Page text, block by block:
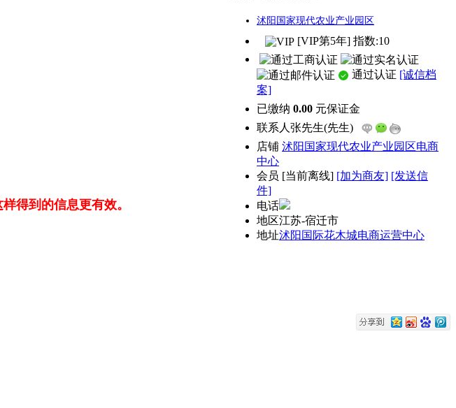
得到的信息更有效。
沭阳国家现代农业产业园区
[VIP第5年] 指数:10
通过认证 [诚信档
案]
已缴纳 0.00 元保证金
联系人 张先生(先生)
店铺 沭阳国家现代农业产业园区电商
中心
会员 [当前离线] [加为商友] [发送信
件]
电话
地区江苏-宿迁市
地址沭阳国际花木城电商运营中心